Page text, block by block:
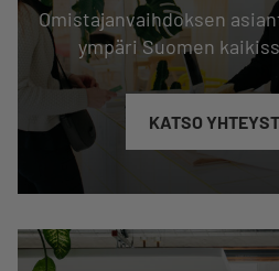
Omistajanvaihdoksen
ympäri Suomen
KATSO